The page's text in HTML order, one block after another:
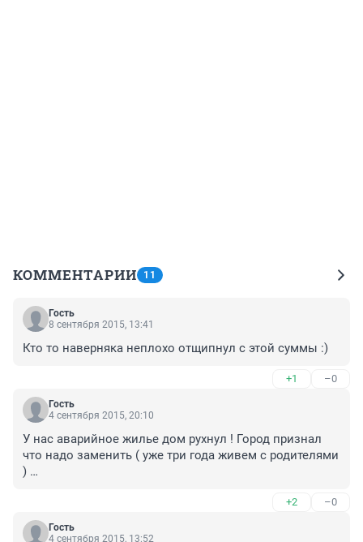
КОММЕНТАРИИ 11
Гость
8 сентября 2015, 13:41
Кто то наверняка неплохо отщипнул с этой суммы :)
+1 –0
Гость
4 сентября 2015, 20:10
У нас аварийное жилье дом рухнул ! Город признал
что надо заменить ( уже три года живем с родителями
)
+2 –0
Гость
4 сентября 2015, 13:52